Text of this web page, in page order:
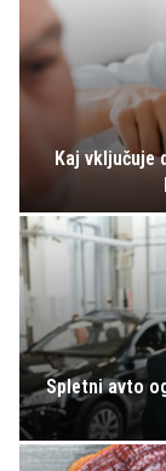
Kaj
Spletni avto